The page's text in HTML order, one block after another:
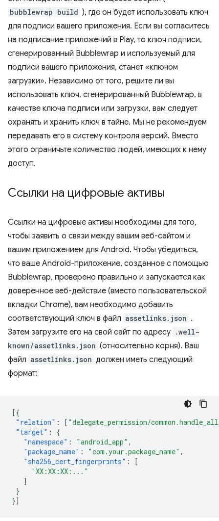
bubblewrap build ), где он будет использовать ключ
для подписи вашего приложения. Если вы согласитесь
на подписание приложений в Play, то ключ подписи,
сгенерированный Bubblewrap и используемый для
подписи вашего приложения, станет «ключом
загрузки». Независимо от того, решите ли вы
использовать ключ, сгенерированный Bubblewrap, в
качестве ключа подписи или загрузки, вам следует
охранять и хранить ключ в тайне. Мы не рекомендуем
передавать его в систему контроля версий. Вместо
этого ограничьте количество людей, имеющих к нему
доступ.
Ссылки на цифровые активы
Ссылки на цифровые активы необходимы для того,
чтобы заявить о связи между вашим веб-сайтом и
вашим приложением для Android. Чтобы убедиться,
что ваше Android-приложение, созданное с помощью
Bubblewrap, проверено правильно и запускается как
доверенное веб-действие (вместо пользовательской
вкладки Chrome), вам необходимо добавить
соответствующий ключ в файл assetlinks.json .
Затем загрузите его на свой сайт по адресу .well-
known/assetlinks.json (относительно корня). Ваш
файл assetlinks.json должен иметь следующий
формат:
[{
"relation" : [ "delegate_permission/
"target" :
{
"namespace" : "android_app" ,
"package_name" : "com.your.package_name" ,
"sha256_cert_fingerprints" :
[
"XX:XX:XX:..."
]
}
}]